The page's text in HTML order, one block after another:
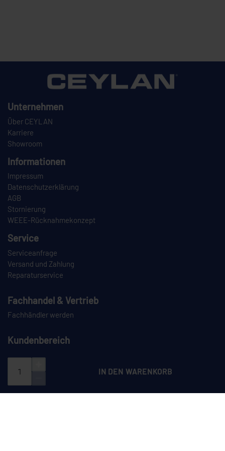
IN DEN WARENKORB
Unternehmen
Über CEYLAN
Karriere
Showroom
Informationen
Impressum
Datenschutzerklärung
AGB
Stornierung
WEEE-Rücknahmekonzept
Service
Serviceanfrage
Versand und Zahlung
Reparaturservice
Fachhandel & Vertrieb
Fachhändler werden
Kundenbereich